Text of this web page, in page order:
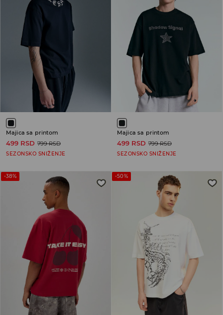
Majica sa printom
499 RSD 799 RSD
SEZONSKO SNIŽENJE
Majica sa printom
499 RSD 799 RSD
SEZONSKO SNIŽENJE
-38% -50%